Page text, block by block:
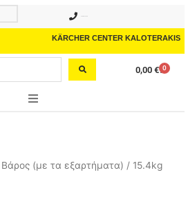
KÄRCHER CENTER KALOTERAKIS
0,00 € 0
Cart
Βάρος (με τα εξαρτήματα) / 15.4kg